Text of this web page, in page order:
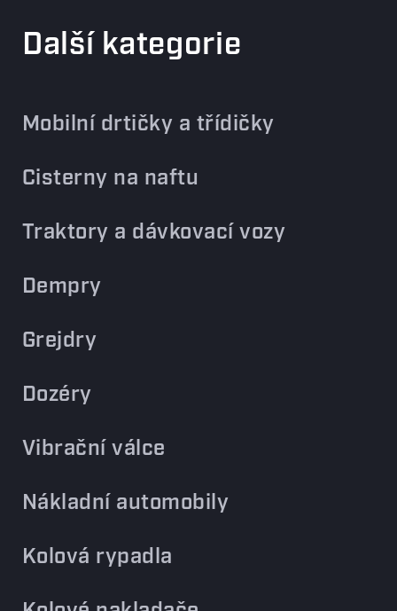
Další kategorie
Mobilní drtičky a třídičky
Cisterny na naftu
Traktory a dávkovací vozy
Dempry
Grejdry
Dozéry
Vibrační válce
Nákladní automobily
Kolová rypadla